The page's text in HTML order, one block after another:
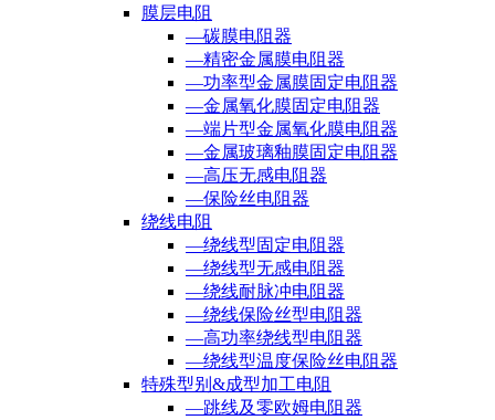
膜层电阻
—碳膜电阻器
—精密金属膜电阻器
—功率型金属膜固定电阻器
—金属氧化膜固定电阻器
—端片型金属氧化膜电阻器
—金属玻璃釉膜固定电阻器
—高压无感电阻器
—保险丝电阻器
绕线电阻
—绕线型固定电阻器
—绕线型无感电阻器
—绕线耐脉冲电阻器
—绕线保险丝型电阻器
—高功率绕线型电阻器
—绕线型温度保险丝电阻器
特殊型别&成型加工电阻
—跳线及零欧姆电阻器